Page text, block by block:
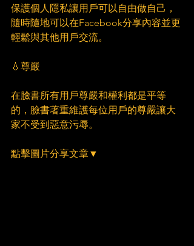
保護個人隱私讓用戶可以自由做自己，
隨時隨地可以在Facebook分享內容並更
輕鬆與其他用戶交流。
💧尊嚴
在臉書所有用戶尊嚴和權利都是平等
的，臉書著重維護每位用戶的尊嚴讓大
家不受到惡意污辱。
點擊圖片分享文章▼